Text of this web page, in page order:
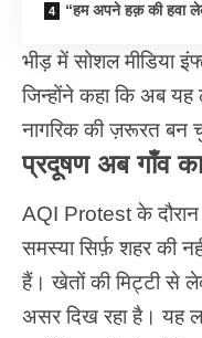
“हम अपने हक़ की हवा
भीड़ में सोशल मीडिया
जिन्होंने कहा कि अब यह
नागरिक की ज़रूरत बन
प्रदूषण अब गाँव
AQI Protest के दौरान
समस्या सिर्फ़ शहर की
हैं। खेतों की मिट्टी से
असर दिख रहा है। यह